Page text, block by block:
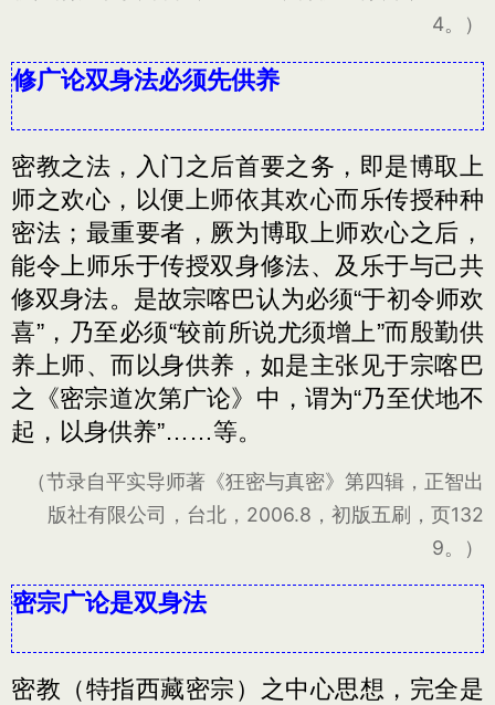
4。）
修广论双身法必须先供养
密教之法，入门之后首要之务，即是博取上
师之欢心，以便上师依其欢心而乐传授种种
密法；最重要者，厥为博取上师欢心之后，
能令上师乐于传授双身修法、及乐于与己共
修双身法。是故宗喀巴认为必须“于初令师欢
喜”，乃至必须“较前所说尤须增上”而殷勤供
养上师、而以身供养，如是主张见于宗喀巴
之《密宗道次第广论》中，谓为“乃至伏地不
起，以身供养”……等。
（节录自平实导师著《狂密与真密》第四辑，正智出
版社有限公司，台北，2006.8，初版五刷，页132
9。）
密宗广论是双身法
密教（特指西藏密宗）之中心思想，完全是